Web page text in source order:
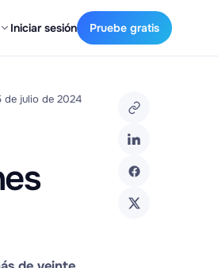
Iniciar sesión Pruebe gratis
de julio de 2024